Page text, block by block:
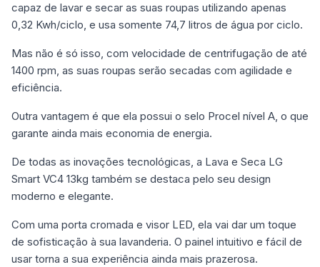
capaz de lavar e secar as suas roupas utilizando apenas
0,32 Kwh/ciclo, e usa somente 74,7 litros de água por ciclo.
Mas não é só isso, com velocidade de centrifugação de até
1400 rpm, as suas roupas serão secadas com agilidade e
eficiência.
Outra vantagem é que ela possui o selo Procel nível A, o que
garante ainda mais economia de energia.
De todas as inovações tecnológicas, a Lava e Seca LG
Smart VC4 13kg também se destaca pelo seu design
moderno e elegante.
Com uma porta cromada e visor LED, ela vai dar um toque
de sofisticação à sua lavanderia. O painel intuitivo e fácil de
usar torna a sua experiência ainda mais prazerosa.